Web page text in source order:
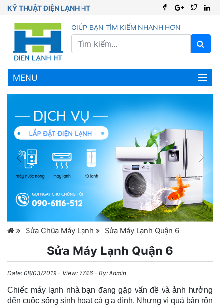
KỸ THUẬT ĐIỆN LẠNH HT
GIÚP BẠN TÌM KIẾM NHANH HƠN
MENU
Sửa Chữa Máy Lạnh Sửa Máy Lạnh Quận 6
Sửa Máy Lạnh Quận 6
Date: 08/03/2019 - View: 7746 - By: Admin
Chiếc máy lạnh nhà bạn đang gặp vấn đề và ảnh hưởng
đến cuộc sống sinh hoạt cả gia đình. Nhưng vì quá bận rộn